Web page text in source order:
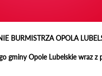
BURMISTRZA OPOLA
gminy Opole Lubelskiewraz z